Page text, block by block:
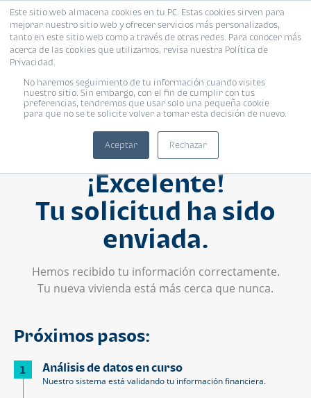
Este sitio web almacena cookies en tu PC. Estas cookies sirven para
mejorar nuestro sitio web y ofrecer servicios más personalizados,
tanto en este sitio web como a través de otras redes. Para conocer más
acerca de las cookies que utilizamos, revisa nuestra Política de
Privacidad.
No haremos seguimiento de tu información cuando visites
nuestro sitio. Sin embargo, con el fin de cumplir con tus
preferencias, tendremos que usar solo una pequeña cookie
para que no se te solicite volver a tomar esta decisión de nuevo.
Aceptar Rechazar
¡Excelente!
Tu solicitud ha sido
enviada.
Hemos recibido tu información correctamente.
Tu nueva vivienda está más cerca que nunca.
Próximos pasos:
1 Análisis de datos en curso
Nuestro sistema está validando tu información financiera.